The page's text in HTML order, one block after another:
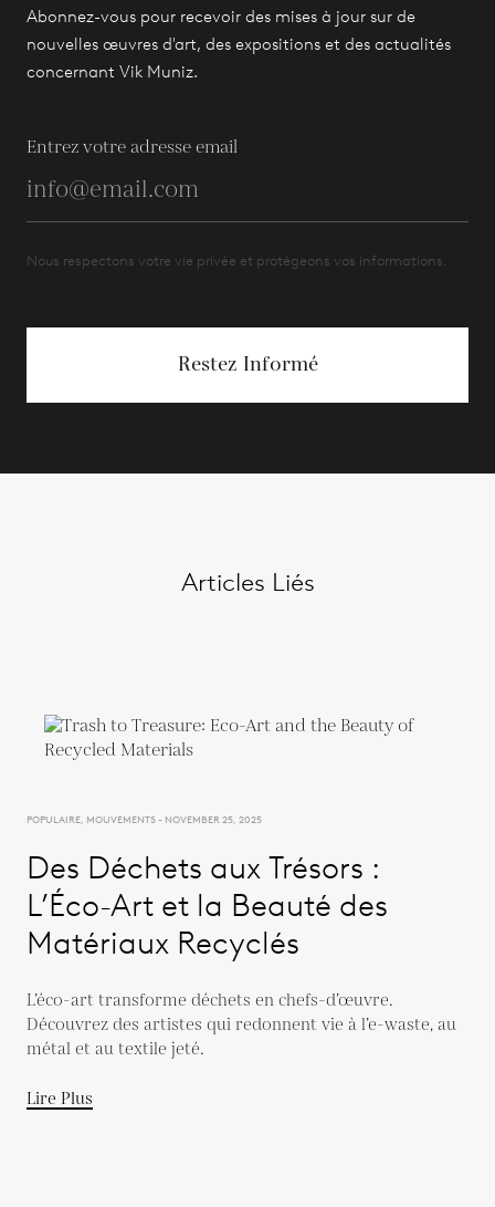
Abonnez-vous pour recevoir des mises à jour sur de
nouvelles œuvres d'art, des expositions et des actualités
concernant Vik Muniz.
Entrez votre adresse email
Nous respectons votre vie privée et protégeons vos informations.
Restez Informé
Articles Liés
POPULAIRE, MOUVEMENTS - NOVEMBER 25, 2025
Des Déchets aux Trésors :
L’Éco-Art et la Beauté des
Matériaux Recyclés
L’éco-art transforme déchets en chefs-d’œuvre.
Découvrez des artistes qui redonnent vie à l’e-waste, au
métal et au textile jeté.
Lire Plus